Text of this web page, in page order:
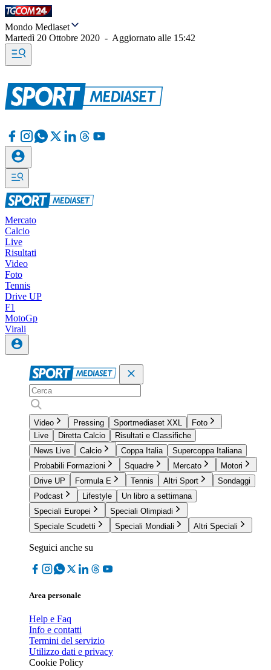
Mondo Mediaset
Martedì 20 Ottobre 2020 - Aggiornato alle 15:42
Mercato
Calcio
Live
Risultati
Video
Foto
Tennis
Drive UP
F1
MotoGp
Virali
Video Pressing Sportmediaset XXL
Foto
Live
Diretta Calcio
Risultati e Classifiche
News Live
Calcio Coppa Italia
Supercoppa Italiana
Probabili Formazioni
Squadre Mercato
Motori
Drive UP
Formula E Tennis Altri Sport
Sondaggi
Podcast
Lifestyle
Un libro a settimana
Speciali Europei
Speciali Olimpiadi
Speciale Scudetti
Speciali Mondiali Altri Speciali
Seguici anche su
Area personale
Help e Faq
Info e contatti
Termini del servizio
Utilizzo dati e privacy
Cookie Policy